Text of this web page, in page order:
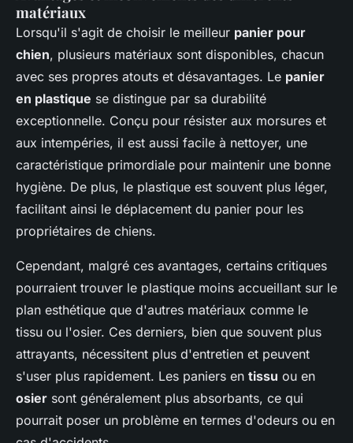
matériaux
Lorsqu'il s'agit de choisir le meilleur panier pour
chien, plusieurs matériaux sont disponibles, chacun
avec ses propres atouts et désavantages. Le panier
en plastique se distingue par sa durabilité
exceptionnelle. Conçu pour résister aux morsures et
aux intempéries, il est aussi facile à nettoyer, une
caractéristique primordiale pour maintenir une bonne
hygiène. De plus, le plastique est souvent plus léger,
facilitant ainsi le déplacement du panier pour les
propriétaires de chiens.
Cependant, malgré ces avantages, certains critiques
pourraient trouver le plastique moins accueillant sur le
plan esthétique que d'autres matériaux comme le
tissu ou l'osier. Ces derniers, bien que souvent plus
attrayants, nécessitent plus d'entretien et peuvent
s'user plus rapidement. Les paniers en tissu ou en
osier sont généralement plus absorbants, ce qui
pourrait poser un problème en termes d'odeurs ou en